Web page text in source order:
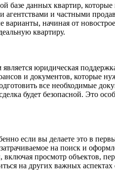
базе данных квартир, которые
и частными
начиная от
квартиру.
юридическая
и документов, которые
все необходимые
будет безопасной. Это
если вы делаете это в
на поиск и
просмотр объектов,
на других важных